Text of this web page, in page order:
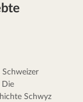
Schwyz